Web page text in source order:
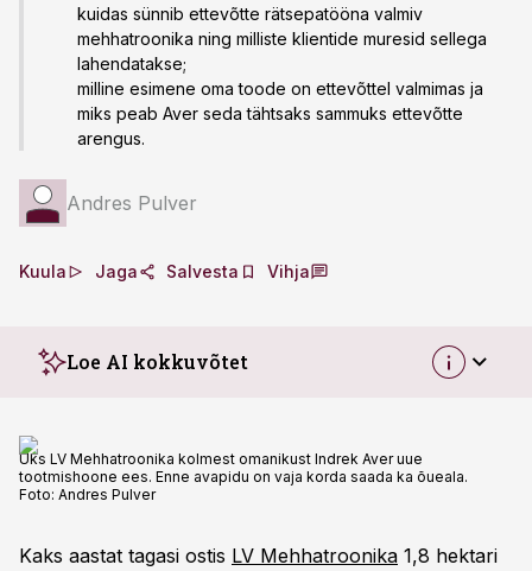
kuidas sünnib ettevõtte rätsepatööna valmiv
mehhatroonika ning milliste klientide muresid sellega
lahendatakse;
milline esimene oma toode on ettevõttel valmimas ja
miks peab Aver seda tähtsaks sammuks ettevõtte
arengus.
Andres Pulver
Kuula Jaga Salvesta Vihja
Loe AI kokkuvõtet
Üks LV Mehhatroonika kolmest omanikust Indrek Aver uue
tootmishoone ees. Enne avapidu on vaja korda saada ka õueala.
Foto: Andres Pulver
Kaks aastat tagasi ostis LV Mehhatroonika 1,8 hektari